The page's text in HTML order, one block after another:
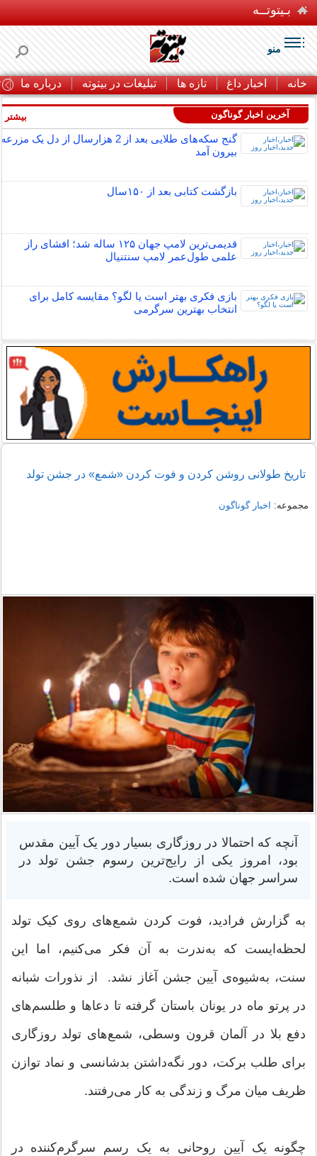
بـیتوتــه
منو
خانه اخبار داغ تازه ها تبلیغات در بیتوته درباره ما
آخرین اخبار گوناگون
گنج سکه‌های طلایی بعد از 2 هزارسال از دل یک مزرعه
بیرون آمد
بازگشت کتابی بعد از ۱۵۰سال
قدیمی‌ترین لامپ جهان ۱۲۵ ساله شد؛ افشای راز
علمی طول‌عمر لامپ سنتنیال
بازی فکری بهتر است یا لگو؟ مقایسه کامل برای
انتخاب بهترین سرگرمی
بیشتر
تاریخ طولانی روشن کردن و فوت کردن «شمع» در جشن تولد
مجموعه: اخبار گوناگون
آنچه که احتمالا در روزگاری بسیار دور یک آیین مقدس
بود، امروز یکی از رایج‌ترین رسوم جشن تولد در
سراسر جهان شده است.
به گزارش فرادید، فوت کردن شمع‌های روی کیک تولد
لحظه‌ایست که به‌ندرت به آن فکر می‌کنیم، اما این
سنت، به‌شیوه‌ی آیین جشن آغاز نشد. از نذورات شبانه
در پرتو ماه در یونان باستان گرفته تا دعاها و طلسم‌های
دفع بلا در آلمان قرون وسطی، شمع‌های تولد روزگاری
برای طلب برکت، دور نگه‌داشتن بدشانسی و نماد توازن
ظریف میان مرگ و زندگی به کار می‌رفتند.
چگونه یک آیین روحانی به یک رسم سرگرم‌کننده در